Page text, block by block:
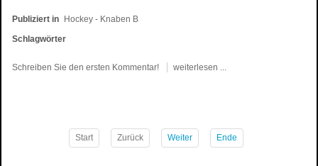
Publiziert in Hockey - Knaben B
Schlagwörter
Schreiben Sie den ersten Kommentar! weiterlesen ...
Start Zurück Weiter Ende